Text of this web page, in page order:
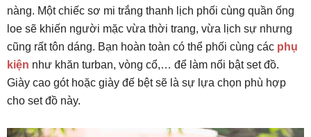
nàng. Một chiếc sơ mi trắng thanh lịch phối cùng quần ống
loe sẽ khiến người mặc vừa thời trang, vừa lịch sự nhưng
cũng rất tôn dáng. Bạn hoàn toàn có thể phối cùng các phụ
kiện như khăn turban, vòng cổ,… để làm nổi bật set đồ.
Giày cao gót hoặc giày đế bệt sẽ là sự lựa chọn phù hợp
cho set đồ này.